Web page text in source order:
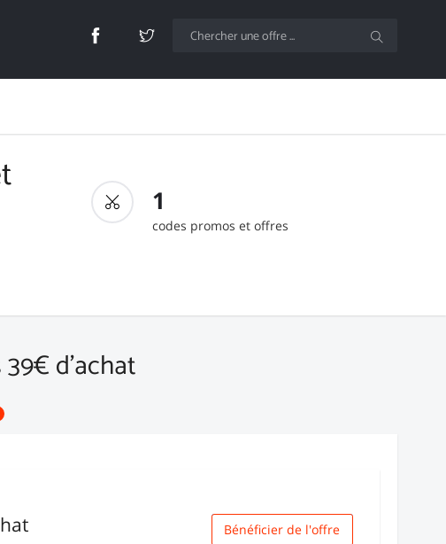
1
codes promos et offres
d'achat
Livraison
Bénéficier de l'offre